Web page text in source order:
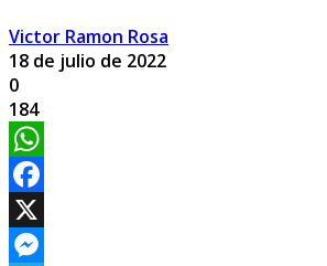
Victor Ramon Rosa
18 de julio de 2022
0
184
WhatsApp
Facebook
X